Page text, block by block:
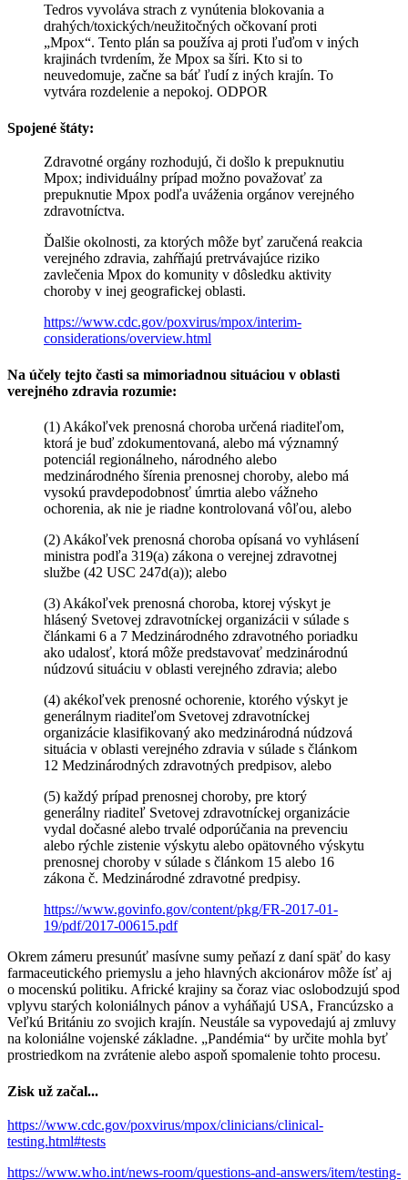
Tedros vyvoláva strach z vynútenia blokovania a
drahých/toxických/neužitočných očkovaní proti
„Mpox“. Tento plán sa používa aj proti ľuďom v iných
krajinách tvrdením, že Mpox sa šíri. Kto si to
neuvedomuje, začne sa báť ľudí z iných krajín. To
vytvára rozdelenie a nepokoj. ODPOR
Spojené štáty:
Zdravotné orgány rozhodujú, či došlo k prepuknutiu
Mpox; individuálny prípad možno považovať za
prepuknutie Mpox podľa uváženia orgánov verejného
zdravotníctva.
Ďalšie okolnosti, za ktorých môže byť zaručená reakcia
verejného zdravia, zahŕňajú pretrvávajúce riziko
zavlečenia Mpox do komunity v dôsledku aktivity
choroby v inej geografickej oblasti.
https://www.cdc.gov/poxvirus/mpox/interim-
considerations/overview.html
Na účely tejto časti sa mimoriadnou situáciou v oblasti
verejného zdravia rozumie:
(1) Akákoľvek prenosná choroba určená riaditeľom,
ktorá je buď zdokumentovaná, alebo má významný
potenciál regionálneho, národného alebo
medzinárodného šírenia prenosnej choroby, alebo má
vysokú pravdepodobnosť úmrtia alebo vážneho
ochorenia, ak nie je riadne kontrolovaná vôľou, alebo
(2) Akákoľvek prenosná choroba opísaná vo vyhlásení
ministra podľa 319(a) zákona o verejnej zdravotnej
službe (42 USC 247d(a)); alebo
(3) Akákoľvek prenosná choroba, ktorej výskyt je
hlásený Svetovej zdravotníckej organizácii v súlade s
článkami 6 a 7 Medzinárodného zdravotného poriadku
ako udalosť, ktorá môže predstavovať medzinárodnú
núdzovú situáciu v oblasti verejného zdravia; alebo
(4) akékoľvek prenosné ochorenie, ktorého výskyt je
generálnym riaditeľom Svetovej zdravotníckej
organizácie klasifikovaný ako medzinárodná núdzová
situácia v oblasti verejného zdravia v súlade s článkom
12 Medzinárodných zdravotných predpisov, alebo
(5) každý prípad prenosnej choroby, pre ktorý
generálny riaditeľ Svetovej zdravotníckej organizácie
vydal dočasné alebo trvalé odporúčania na prevenciu
alebo rýchle zistenie výskytu alebo opätovného výskytu
prenosnej choroby v súlade s článkom 15 alebo 16
zákona č. Medzinárodné zdravotné predpisy.
https://www.govinfo.gov/content/pkg/FR-2017-01-
19/pdf/2017-00615.pdf
Okrem zámeru presunúť masívne sumy peňazí z daní späť do kasy
farmaceutického priemyslu a jeho hlavných akcionárov môže ísť aj
o mocenskú politiku. Africké krajiny sa čoraz viac oslobodzujú spod
vplyvu starých koloniálnych pánov a vyháňajú USA, Francúzsko a
Veľkú Britániu zo svojich krajín. Neustále sa vypovedajú aj zmluvy
na koloniálne vojenské základne. „Pandémia“ by určite mohla byť
prostriedkom na zvrátenie alebo aspoň spomalenie tohto procesu.
Zisk už začal...
https://www.cdc.gov/poxvirus/mpox/clinicians/clinical-
testing.html#tests
https://www.who.int/news-room/questions-and-answers/item/testing-